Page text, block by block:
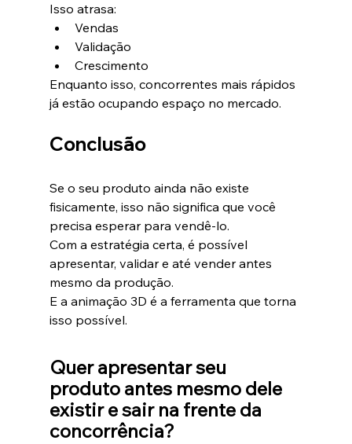
Isso atrasa:
Vendas
Validação
Crescimento
Enquanto isso, concorrentes mais rápidos
já estão ocupando espaço no mercado.
Conclusão
Se o seu produto ainda não existe
fisicamente, isso não significa que você
precisa esperar para vendê-lo.
Com a estratégia certa, é possível
apresentar, validar e até vender antes
mesmo da produção.
E a animação 3D é a ferramenta que torna
isso possível.
Quer apresentar seu
produto antes mesmo dele
existir e sair na frente da
concorrência?